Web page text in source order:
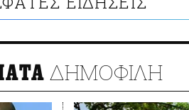
ΔΗΜΟΦΙΛΗ